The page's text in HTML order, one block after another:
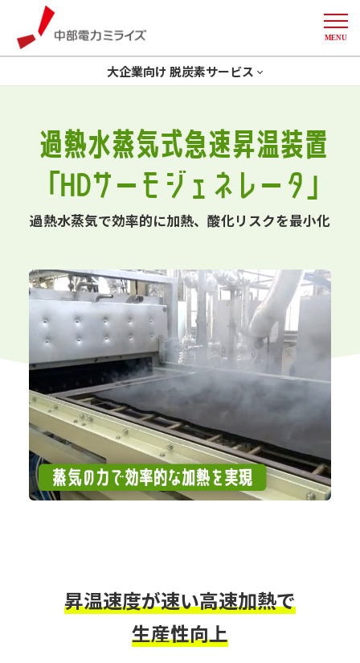
中部電力ミライズ
MENU
大企業向け 脱炭素サービス
開発一体型ソリューション
創エネ
Green化
More
削減計画策定
デマンドレスポンス
過熱水蒸気式急速昇温装置
「HDサーモジェネレータ」
過熱水蒸気で効率的に加熱、酸化リスクを最小化
昇温速度が速い高速加熱で
生産性向上